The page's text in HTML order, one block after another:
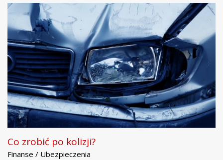
Co zrobić po kolizji?
Finanse / Ubezpieczenia